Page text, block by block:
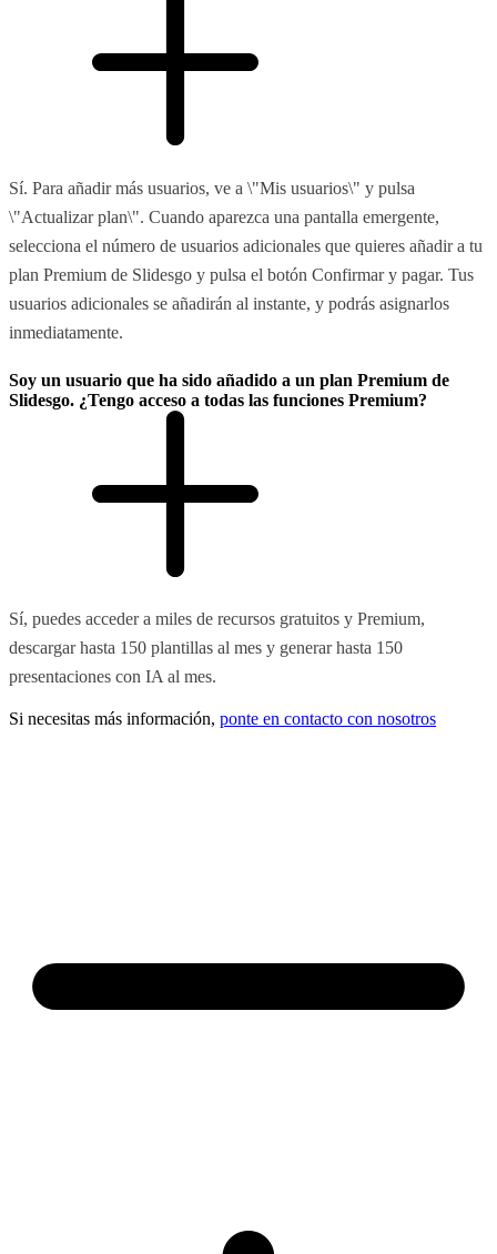
Sí. Para añadir más usuarios, ve a \"Mis usuarios\" y pulsa
\"Actualizar plan\". Cuando aparezca una pantalla emergente,
selecciona el número de usuarios adicionales que quieres añadir a tu
plan Premium de Slidesgo y pulsa el botón Confirmar y pagar. Tus
usuarios adicionales se añadirán al instante, y podrás asignarlos
inmediatamente.
Soy un usuario que ha sido añadido a un plan Premium de
Slidesgo. ¿Tengo acceso a todas las funciones Premium?
Sí, puedes acceder a miles de recursos gratuitos y Premium,
descargar hasta 150 plantillas al mes y generar hasta 150
presentaciones con IA al mes.
Si necesitas más información, ponte en contacto con nosotros